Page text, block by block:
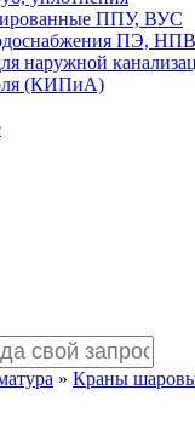
ППУ, ВУС
ПЭ,
наружной
(КИПиА)
» Краны